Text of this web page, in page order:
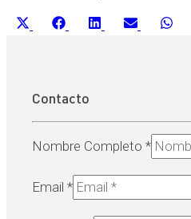
CompartirCompartir
FacebookCompartir
LinkedInCompartir
Email
Contacto
Nombre Completo *
Email *